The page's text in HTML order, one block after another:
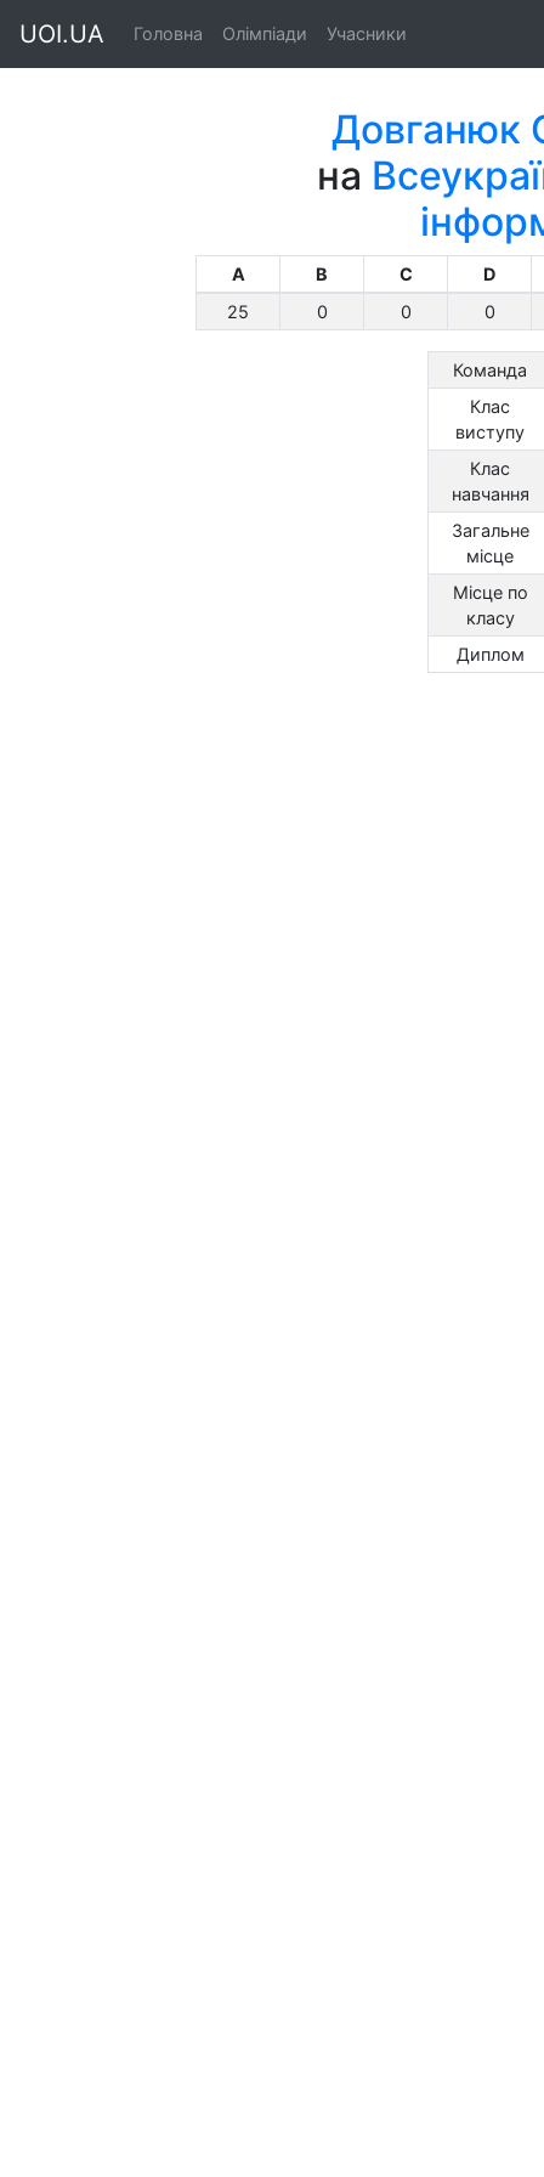
UOI.UA Головна Олімпіади Учасники
Довганюк
на
A B C
D
25
0 0 0
Команда
Клас
виступу
Клас
навчання
Загальне
місце
Місце по
класу
Диплом